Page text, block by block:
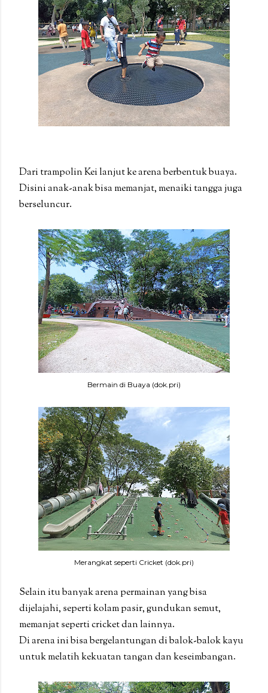
Dari trampolin Kei lanjut ke arena berbentuk buaya.
Disini anak-anak bisa memanjat, menaiki tangga juga
berseluncur.
Bermain di Buaya (dok.pri)
Merangkat seperti Cricket (dok.pri)
Selain itu banyak arena permainan yang bisa
dijelajahi, seperti kolam pasir, gundukan semut,
memanjat seperti cricket dan lainnya.
Di arena ini bisa bergelantungan di balok-balok kayu
untuk melatih kekuatan tangan dan keseimbangan.